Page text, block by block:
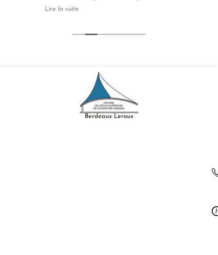
et j'en suis parfaitement soulagée.
Lire la suite
Berdeaux Leroux